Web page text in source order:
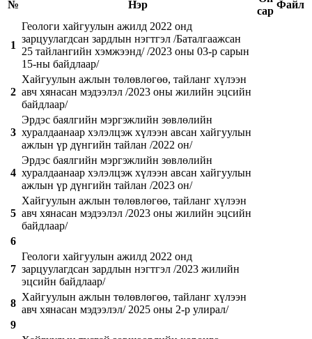
№ Нэр
сар
Файл
1
Геологи хайгуулын ажилд 2022 онд
зарцуулагдсан зардлын нэгтгэл /Баталгаажсан
25 тайлангийн хэмжээнд/ /2023 оны 03-р сарын
15-ны байдлаар/
2
Хайгуулын ажлын төлөвлөгөө, тайланг хүлээн
авч хянасан мэдээлэл /2023 оны жилийн эцсийн
байдлаар/
3
Эрдэс баялгийн мэргэжлийн зөвлөлийн
хуралдаанаар хэлэлцэж хүлээн авсан хайгуулын
ажлын үр дүнгийн тайлан /2022 он/
4
Эрдэс баялгийн мэргэжлийн зөвлөлийн
хуралдаанаар хэлэлцэж хүлээн авсан хайгуулын
ажлын үр дүнгийн тайлан /2023 он/
5
Хайгуулын ажлын төлөвлөгөө, тайланг хүлээн
авч хянасан мэдээлэл /2023 оны жилийн эцсийн
байдлаар/
6
7
Геологи хайгуулын ажилд 2022 онд
зарцуулагдсан зардлын нэгтгэл /2023 жилийн
эцсийн байдлаар/
8
Хайгуулын ажлын төлөвлөгөө, тайланг хүлээн
авч хянасан мэдээлэл/ 2025 оны 2-р улирал/
9